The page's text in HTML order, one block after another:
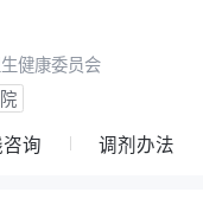
健康委员会
询 调剂办法